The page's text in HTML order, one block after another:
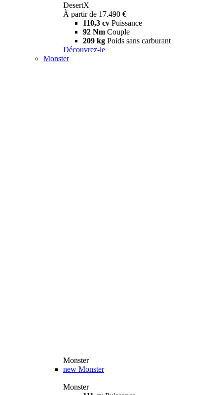
DesertX
À partir de 17.490 €
110,3 cv Puissance
92 Nm Couple
209 kg Poids sans carburant
Découvrez-le
Monster
Monster
new Monster
Monster